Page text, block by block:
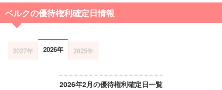
ベルクの優待権利確定日情報
2027年 2026年 2025年
2026年2月の優待権利確定日一覧